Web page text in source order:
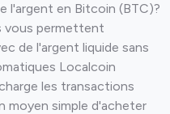
l'argent en Bitcoin (BTC)?
vous permettent
de l'argent liquide sans
Localcoin
les transactions
moyen simple d'acheter